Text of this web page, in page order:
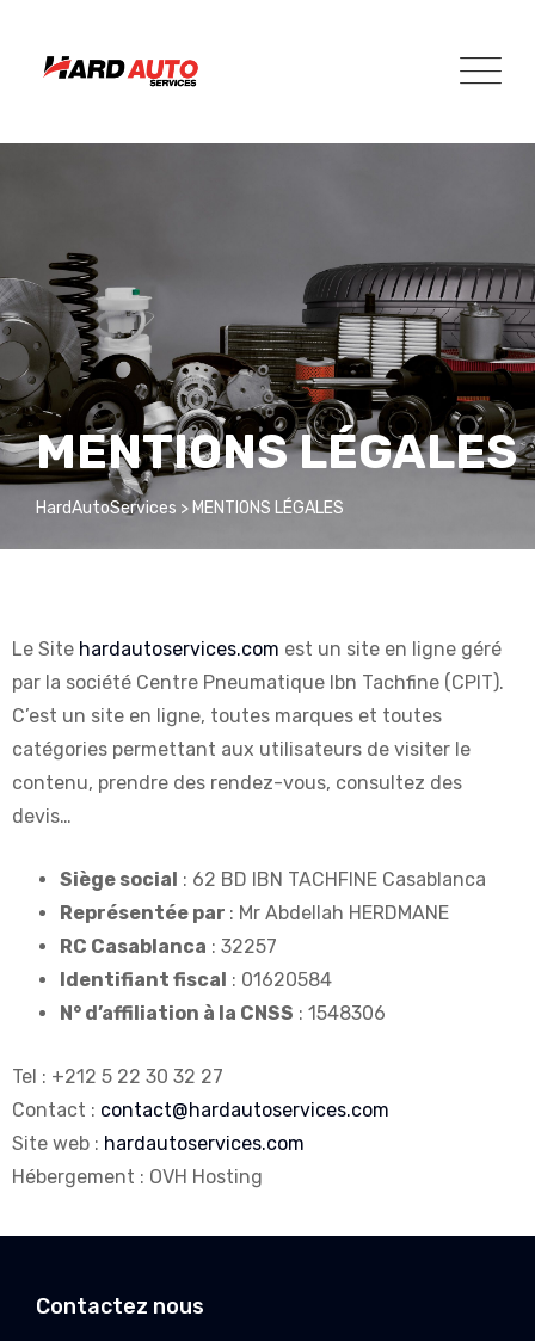
MENTIONS LÉGALES
HardAutoServices > MENTIONS LÉGALES
Le Site hardautoservices.com est un site en ligne géré
par la société Centre Pneumatique Ibn Tachfine (CPIT).
C’est un site en ligne, toutes marques et toutes
catégories permettant aux utilisateurs de visiter le
contenu, prendre des rendez-vous, consultez des
devis…
Siège social : 62 BD IBN TACHFINE Casablanca
Représentée par : Mr Abdellah HERDMANE
RC Casablanca : 32257
Identifiant fiscal : 01620584
N° d’affiliation à la CNSS : 1548306
Tel : +212 5 22 30 32 27
Contact : contact@hardautoservices.com
Site web : hardautoservices.com
Hébergement : OVH Hosting
Contactez nous